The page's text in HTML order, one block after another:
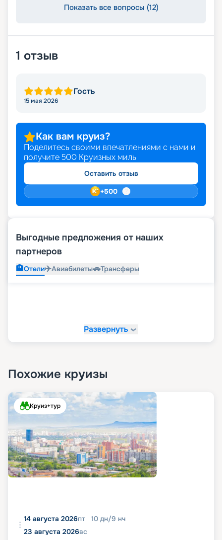
Показать все вопросы (12)
1 отзыв
Гость
15 мая 2026
Как вам круиз?
Поделитесь своими впечатлениями с нами и
получите 500 Круизных миль
Оставить отзыв
+500
Выгодные предложения от наших
партнеров
🏨Отели✈️Авиабилеты🚗Трансферы
Развернуть
Похожие круизы
Круиз+тур
14 августа 2026пт 10 дн/9 нч
23 августа 2026вс